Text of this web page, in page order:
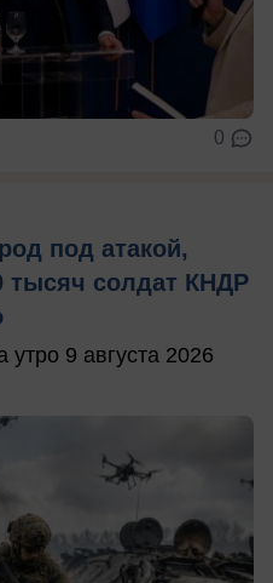
0
под атакой,
тысяч солдат КНДР
9 августа 2026